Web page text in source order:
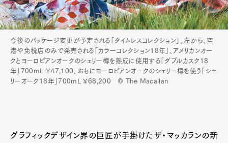
今後のパッケージ変更が予定される「タイムレスコレクション」。左から、空
港や免税店のみで発売される「カラーコレクション18年」、アメリカンオー
クとヨーロピアンオークのシェリー樽を熟成に使用する「ダブルカスク18
年」700mL ¥47,100、おもにヨーロピアンオークのシェリー樽を使う「シェ
リーオーク18年」700mL ¥68,200 © The Macallan
グラフィックデザイン界の巨匠が手掛けたザ・マッカランの新